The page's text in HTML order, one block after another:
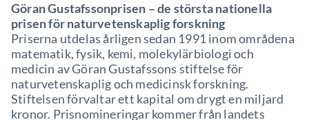
Göran Gustafssonprisen – de största nationella
prisen för naturvetenskaplig forskning
Priserna utdelas årligen sedan 1991 inom områdena
matematik, fysik, kemi, molekylärbiologi och
medicin av Göran Gustafssons stiftelse för
naturvetenskaplig och medicinsk forskning.
Stiftelsen förvaltar ett kapital om drygt en miljard
kronor. Prisnomineringar kommer från landets